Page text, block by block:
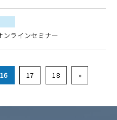
ラインセミナー
16 17 18 »